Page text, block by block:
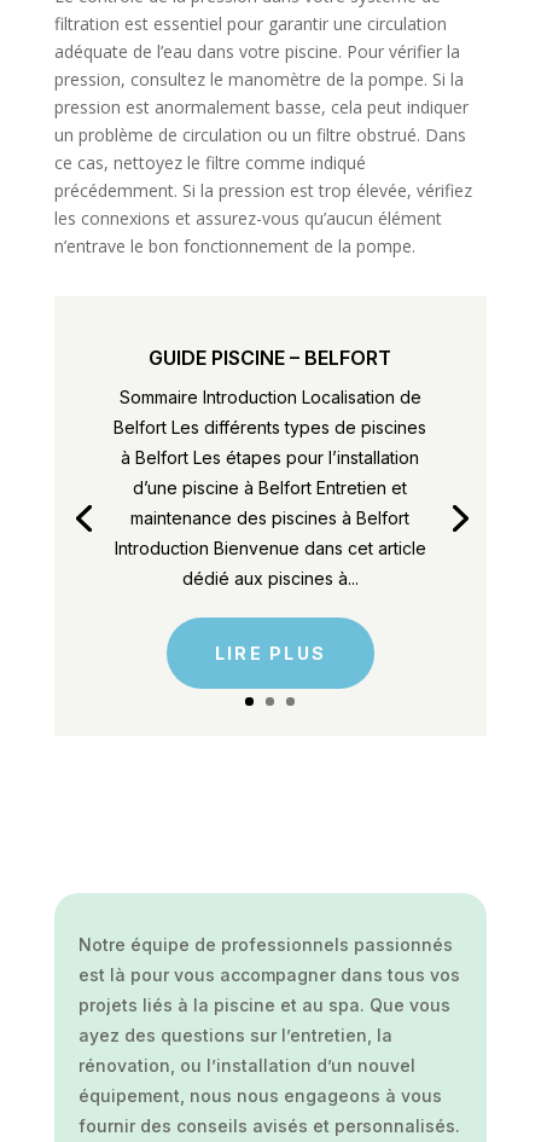
filtration est essentiel pour garantir une circulation
adéquate de l’eau dans votre piscine. Pour vérifier la
pression, consultez le manomètre de la pompe. Si la
pression est anormalement basse, cela peut indiquer
un problème de circulation ou un filtre obstrué. Dans
ce cas, nettoyez le filtre comme indiqué
précédemment. Si la pression est trop élevée, vérifiez
les connexions et assurez-vous qu’aucun élément
n’entrave le bon fonctionnement de la pompe.
GUIDE PISCINE – BELFORT
Sommaire Introduction Localisation de
Belfort Les différents types de piscines
à Belfort Les étapes pour l’installation
d’une piscine à Belfort Entretien et
maintenance des piscines à Belfort
Introduction Bienvenue dans cet article
dédié aux piscines à...
LIRE PLUS
Notre équipe de professionnels passionnés
est là pour vous accompagner dans tous vos
projets liés à la piscine et au spa. Que vous
ayez des questions sur l’entretien, la
rénovation, ou l’installation d’un nouvel
équipement, nous nous engageons à vous
fournir des conseils avisés et personnalisés.